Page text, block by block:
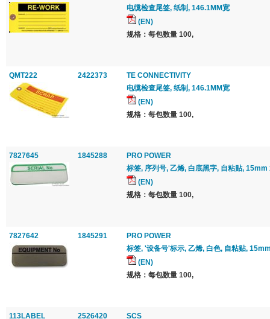
电缆检查尾签, 纸制, 146.1MM宽
(EN)
规格：每包数量 100,
QMT222 2422373
TE CONNECTIVITY
电缆检查尾签, 纸制, 146.1MM宽
(EN)
规格：每包数量 100,
7827645 1845288
PRO POWER
标签, 序列号, 乙烯, 白底黑字, 自粘贴,
(EN)
规格：每包数量 100,
7827642 1845291
PRO POWER
标签, '设备号'标示, 乙烯, 白色, 自粘贴,
(EN)
规格：每包数量 100,
113LABEL 2526420 SCS